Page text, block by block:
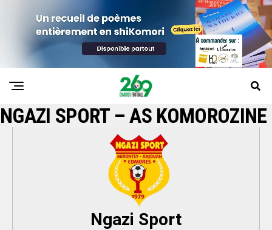
NGAZI SPORT – AS KOMOROZINE
Ngazi Sport